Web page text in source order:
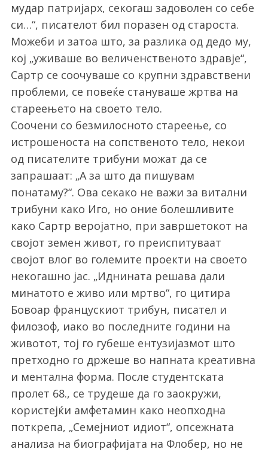
мудар патријарх, секогаш задоволен со себе
си…“, писателот бил поразен од староста.
Можеби и затоа што, за разлика од дедо му,
кој „уживаше во величенственото здравје“,
Сартр се соочуваше со крупни здравствени
проблеми, се повеќе стануваше жртва на
стареењето на своето тело.
Соочени со безмилосното стареење, со
истрошеноста на сопственото тело, некои
од писателите трибуни можат да се
запрашаат: „А за што да пишувам
понатаму?“. Ова секако не важи за витални
трибуни како Иго, но оние болешливите
како Сартр веројатно, при завршетокот на
својот земен живот, го преиспитуваат
својот влог во големите проекти на своето
некогашно јас. „Иднината решава дали
минатото е живо или мртво“, го цитира
Бовоар францускиот трибун, писател и
филозоф, иако во последните години на
животот, тој го губеше ентузијазмот што
претходно го држеше во напната креативна
и ментална форма. После студентската
пролет 68., се трудеше да го заокружи,
користејќи амфетамин како неопходна
поткрепа, „Семејниот идиот“, опсежната
анализа на биографијата на Флобер, но не